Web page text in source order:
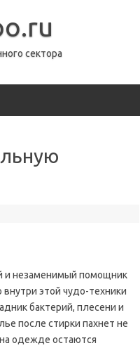
сектора
и незаменимый помощник
этой чудо-техники
бактерий, плесени и
после стирки пахнет не
одежде остаются